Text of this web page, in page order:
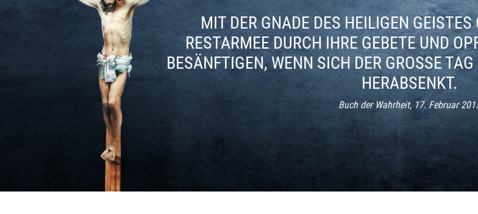
MIT DER GNADE DES HEILIGEN GEISTES
RESTARMEE DURCH IHRE GEBETE UND
BESÄNFTIGEN, WENN SICH DER GROSSE TAG
ERABSENKT.
Buch der Wahrheit, 17. Februar